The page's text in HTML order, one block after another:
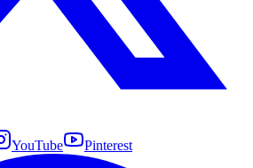
YouTube Pinterest